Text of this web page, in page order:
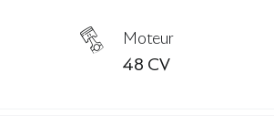
Moteur
48 CV